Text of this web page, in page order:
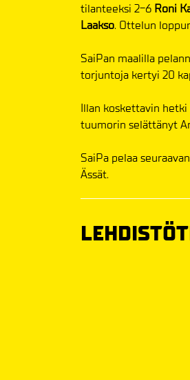
tilanteeksi 2-6 Roni
Laakso. Ottelun
SaiPan maalilla
torjuntoja kertyi 20
Illan koskettavin
tuumorin selättänyt
SaiPa pelaa
Ässät.